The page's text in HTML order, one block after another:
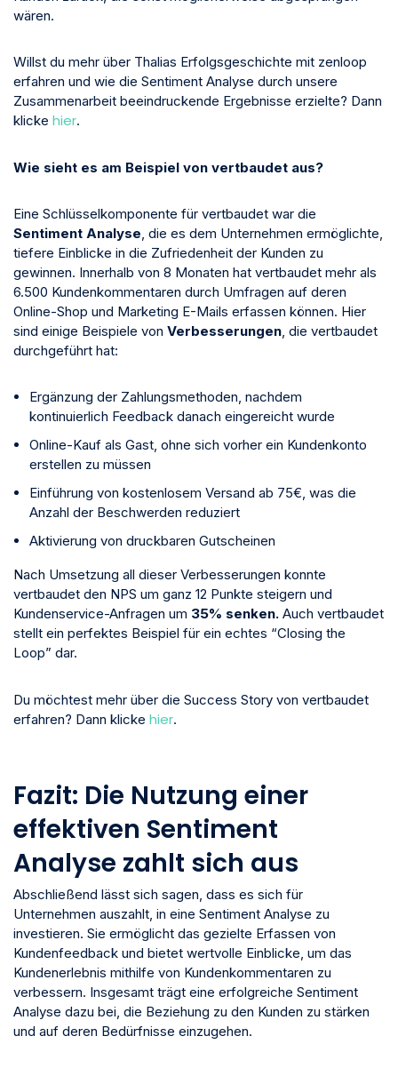
wären.
Willst du mehr über Thalias Erfolgsgeschichte mit zenloop
erfahren und wie die Sentiment Analyse durch unsere
Zusammenarbeit beeindruckende Ergebnisse erzielte? Dann
klicke hier.
Wie sieht es am Beispiel von vertbaudet aus?
Eine Schlüsselkomponente für vertbaudet war die
Sentiment Analyse, die es dem Unternehmen ermöglichte,
tiefere Einblicke in die Zufriedenheit der Kunden zu
gewinnen. Innerhalb von 8 Monaten hat vertbaudet mehr als
6.500 Kundenkommentaren durch Umfragen auf deren
Online-Shop und Marketing E-Mails erfassen können. Hier
sind einige Beispiele von Verbesserungen, die vertbaudet
durchgeführt hat:
Ergänzung der Zahlungsmethoden, nachdem
kontinuierlich Feedback danach eingereicht wurde
Online-Kauf als Gast, ohne sich vorher ein Kundenkonto
erstellen zu müssen
Einführung von kostenlosem Versand ab 75€, was die
Anzahl der Beschwerden reduziert
Aktivierung von druckbaren Gutscheinen
Nach Umsetzung all dieser Verbesserungen konnte
vertbaudet den NPS um ganz 12 Punkte steigern und
Kundenservice-Anfragen um 35% senken. Auch vertbaudet
stellt ein perfektes Beispiel für ein echtes “Closing the
Loop” dar.
Du möchtest mehr über die Success Story von vertbaudet
erfahren? Dann klicke hier.
Fazit: Die Nutzung einer
effektiven Sentiment
Analyse zahlt sich aus
Abschließend lässt sich sagen, dass es sich für
Unternehmen auszahlt, in eine Sentiment Analyse zu
investieren. Sie ermöglicht das gezielte Erfassen von
Kundenfeedback und bietet wertvolle Einblicke, um das
Kundenerlebnis mithilfe von Kundenkommentaren zu
verbessern. Insgesamt trägt eine erfolgreiche Sentiment
Analyse dazu bei, die Beziehung zu den Kunden zu stärken
und auf deren Bedürfnisse einzugehen.